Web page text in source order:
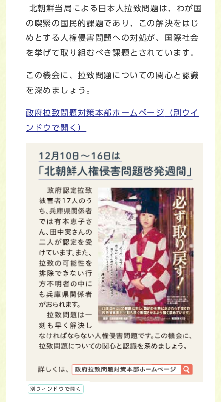
北朝鮮当局による日本人拉致問題は、わが国
の喫緊の国民的課題であり、この解決をはじ
めとする人権侵害問題への対処が、国際社会
を挙げて取り組むべき課題とされています。
この機会に、拉致問題についての関心と認識
を深めましょう。
政府拉致問題対策本部ホームページ
（別ウイ
ンドウで開く）
別ウィンドウで開く